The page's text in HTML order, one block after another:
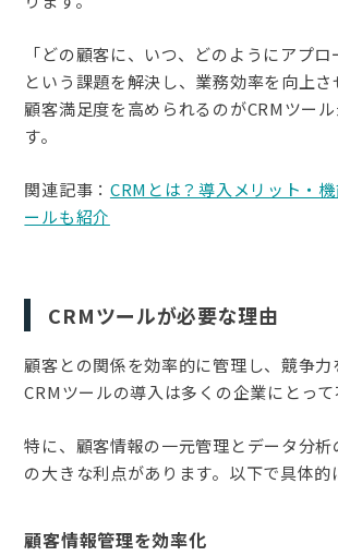
「どの顧客に、いつ、どのようにアプロ
という課題を解決し、業務効率を向上さ
顧客満足度を高められるのがCRMツー
す。
関連記事： CRMとは？導入メリット・
ールも紹介
CRMツールが必要な理由
顧客との関係を効率的に管理し、競争力
CRMツールの導入は多くの企業にとって
特に、顧客情報の一元管理とデータ分析
の大きな利点があります。以下で具体的
顧客情報管理を効率化